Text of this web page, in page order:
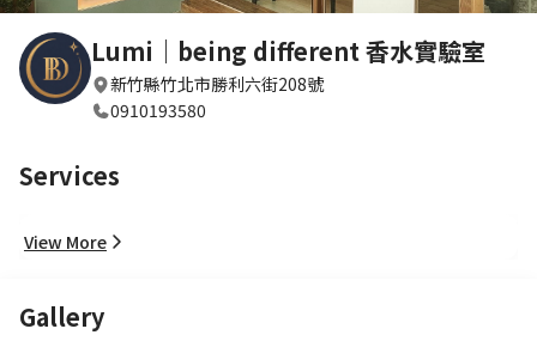
Lumi｜being different 香水實驗室
新竹縣竹北市勝利六街208號
0910193580
Services
View More
Gallery